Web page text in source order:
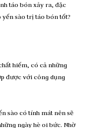
táo bón xảy ra, đặc
yến sào trị táo bón tốt?
hiếm, có cả những
được với công dụng
sào có tính mát nên sẽ
ngày hè oi bức. Nhờ